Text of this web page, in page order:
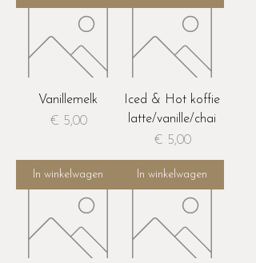
Vanillemelk
Prijs
€ 5,00
In winkelwagen
Iced & Hot koffie
latte/vanille/chai
Prijs
€ 5,00
In winkelwagen